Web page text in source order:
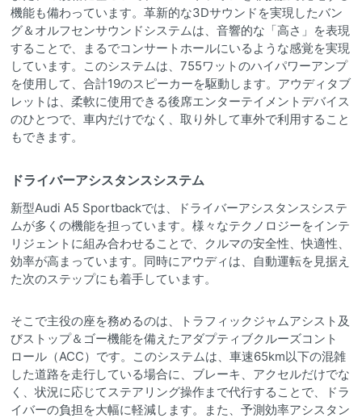
機能も備わっています。革新的な3Dサウンドを実現したバン
グ＆オルフセンサウンドシステムは、音響的な「高さ」を表現
することで、まるでコンサートホールにいるような感覚を実現
しています。このシステムは、755ワットのハイパワーアンプ
を使用して、合計19のスピーカーを駆動します。アウディタブ
レットは、柔軟に使用できる後席エンターテイメントデバイス
のひとつで、車内だけでなく、取り外して車外で利用すること
もできます。
ドライバーアシスタンスシステム
新型Audi A5 Sportbackでは、ドライバーアシスタンスシステ
ムが多くの機能を担っています。様々なテクノロジーをインテ
リジェントに組み合わせることで、クルマの安全性、快適性、
効率が高まっています。同時にアウディは、自動運転を見据え
た次のステップにも着手しています。
そこで主役の座を務めるのは、トラフィックジャムアシスト及
びストップ＆ゴー機能を備えたアダプティブクルーズコント
ロール（ACC）です。このシステムは、車速65km以下の混雑
した道路を走行している場合に、ブレーキ、アクセルだけでな
く、状況に応じてステアリング操作まで代行することで、ドラ
イバーの負担を大幅に軽減します。また、予測効率アシスタン